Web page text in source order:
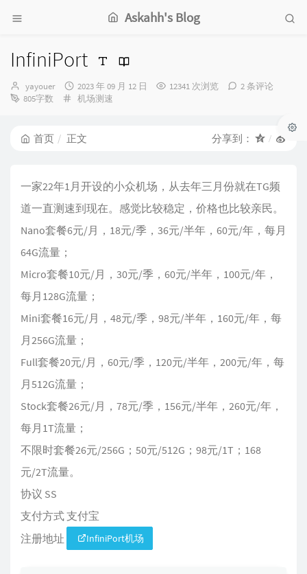
Askahh's Blog
InfiniPort
博
主：
yayouer
发
布
2023 年 09 月 12 日 12341 次浏览
2 条评论
805字数
分
机场测速
首页 正文 分享到：
一家22年1月开设的小众机场，从去年三月份就在TG频
道一直测速到现在。感觉比较稳定，价格也比较亲民。
Nano套餐6元/月，18元/季，36元/半年，60元/年，每月
64G流量；
Micro套餐10元/月，30元/季，60元/半年，100元/年，
每月128G流量；
Mini套餐16元/月，48元/季，98元/半年，160元/年，每
月256G流量；
Full套餐20元/月，60元/季，120元/半年，200元/年，每
月512G流量；
Stock套餐26元/月，78元/季，156元/半年，260元/年，
每月1T流量；
不限时套餐26元/256G；50元/512G；98元/1T；168
元/2T流量。
协议 SS
支付方式 支付宝
注册地址
InfiniPort机场